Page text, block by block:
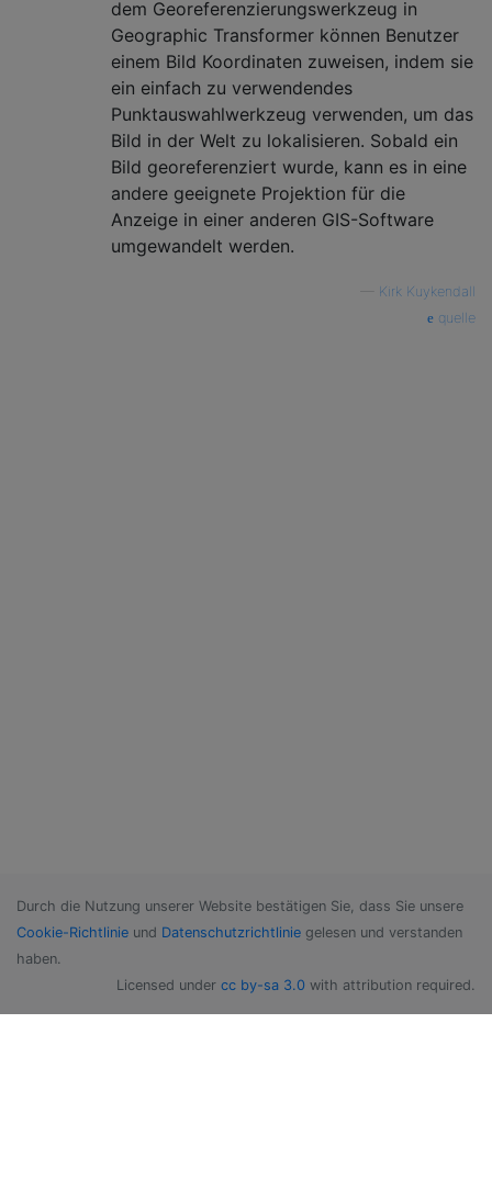
dem Georeferenzierungswerkzeug in
Geographic Transformer können Benutzer
einem Bild Koordinaten zuweisen, indem sie
ein einfach zu verwendendes
Punktauswahlwerkzeug verwenden, um das
Bild in der Welt zu lokalisieren. Sobald ein
Bild georeferenziert wurde, kann es in eine
andere geeignete Projektion für die
Anzeige in einer anderen GIS-Software
umgewandelt werden.
Kirk Kuykendall
quelle
Durch die Nutzung unserer Website bestätigen Sie, dass Sie unsere
Cookie-Richtlinie und Datenschutzrichtlinie gelesen und verstanden
haben.
Licensed under cc by-sa 3.0 with attribution required.